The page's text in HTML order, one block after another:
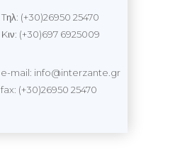
Tηλ: (+30)26950 25470
Kιν: (+30)697 6925009
e-mail: info@interzante.gr
fax: (+30)26950 25470